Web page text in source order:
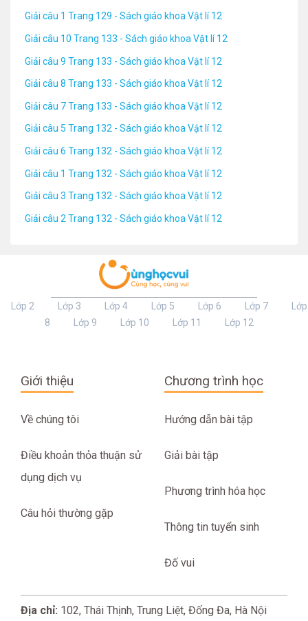
Giải câu 1 Trang 129 - Sách giáo khoa Vật lí 12
Giải câu 10 Trang 133 - Sách giáo khoa Vật lí 12
Giải câu 9 Trang 133 - Sách giáo khoa Vật lí 12
Giải câu 8 Trang 133 - Sách giáo khoa Vật lí 12
Giải câu 7 Trang 133 - Sách giáo khoa Vật lí 12
Giải câu 5 Trang 132 - Sách giáo khoa Vật lí 12
Giải câu 6 Trang 132 - Sách giáo khoa Vật lí 12
Giải câu 1 Trang 132 - Sách giáo khoa Vật lí 12
Giải câu 3 Trang 132 - Sách giáo khoa Vật lí 12
Giải câu 2 Trang 132 - Sách giáo khoa Vật lí 12
Lớp 2 Lớp 3 Lớp 4 Lớp 5 Lớp 6 Lớp 7
Lớp
8
Lớp 9 Lớp 10 Lớp 11 Lớp 12
Giới thiệu
Về chúng tôi
Điều khoản thỏa thuận sử
dụng dịch vụ
Câu hỏi thường gặp
Chương trình học
Hướng dẫn bài tập
Giải bài tập
Phương trình hóa học
Thông tin tuyển sinh
Đố vui
Địa chỉ: 102, Thái Thịnh, Trung Liệt, Đống Đa, Hà Nội